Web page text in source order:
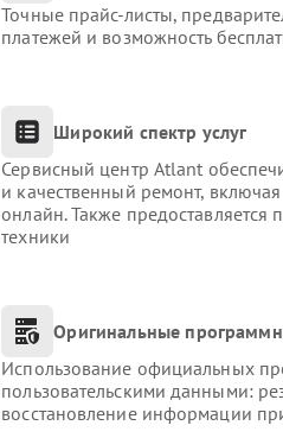
Точные прайс-листы,
платежей и возможность
Широкий спектр услуг
Сервисный центр Atlant
и качественный ремонт,
онлайн. Также
техники
Оригинальные
Использование официальных
пользовательскими данными:
восстановление информации